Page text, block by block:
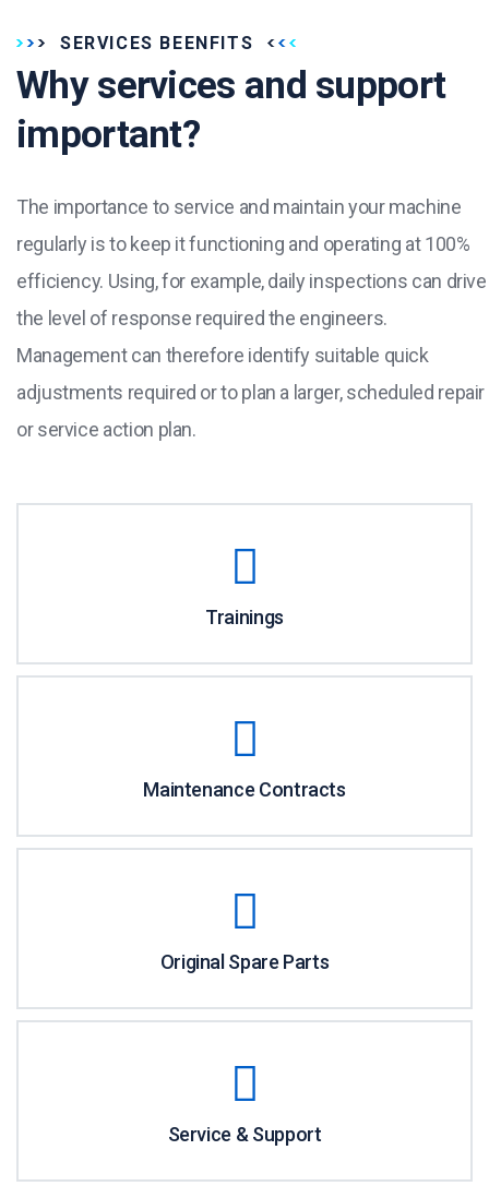
SERVICES BEENFITS
Why services and support
important?
The importance to service and maintain your machine
regularly is to keep it functioning and operating at 100%
efficiency. Using, for example, daily inspections can drive
the level of response required the engineers.
Management can therefore identify suitable quick
adjustments required or to plan a larger, scheduled repair
or service action plan.
Trainings
Maintenance Contracts
Original Spare Parts
Service & Support